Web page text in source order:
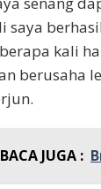
saya
kali
berusaha
BACA JUGA :